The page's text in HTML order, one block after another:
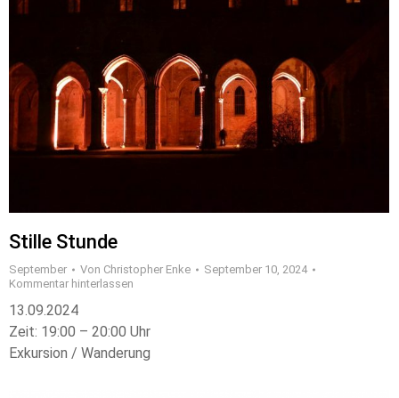
Stille Stunde
September Von Christopher Enke
September 10, 2024
Kommentar hinterlassen
13.09.2024
Zeit: 19:00 – 20:00 Uhr
Exkursion / Wanderung